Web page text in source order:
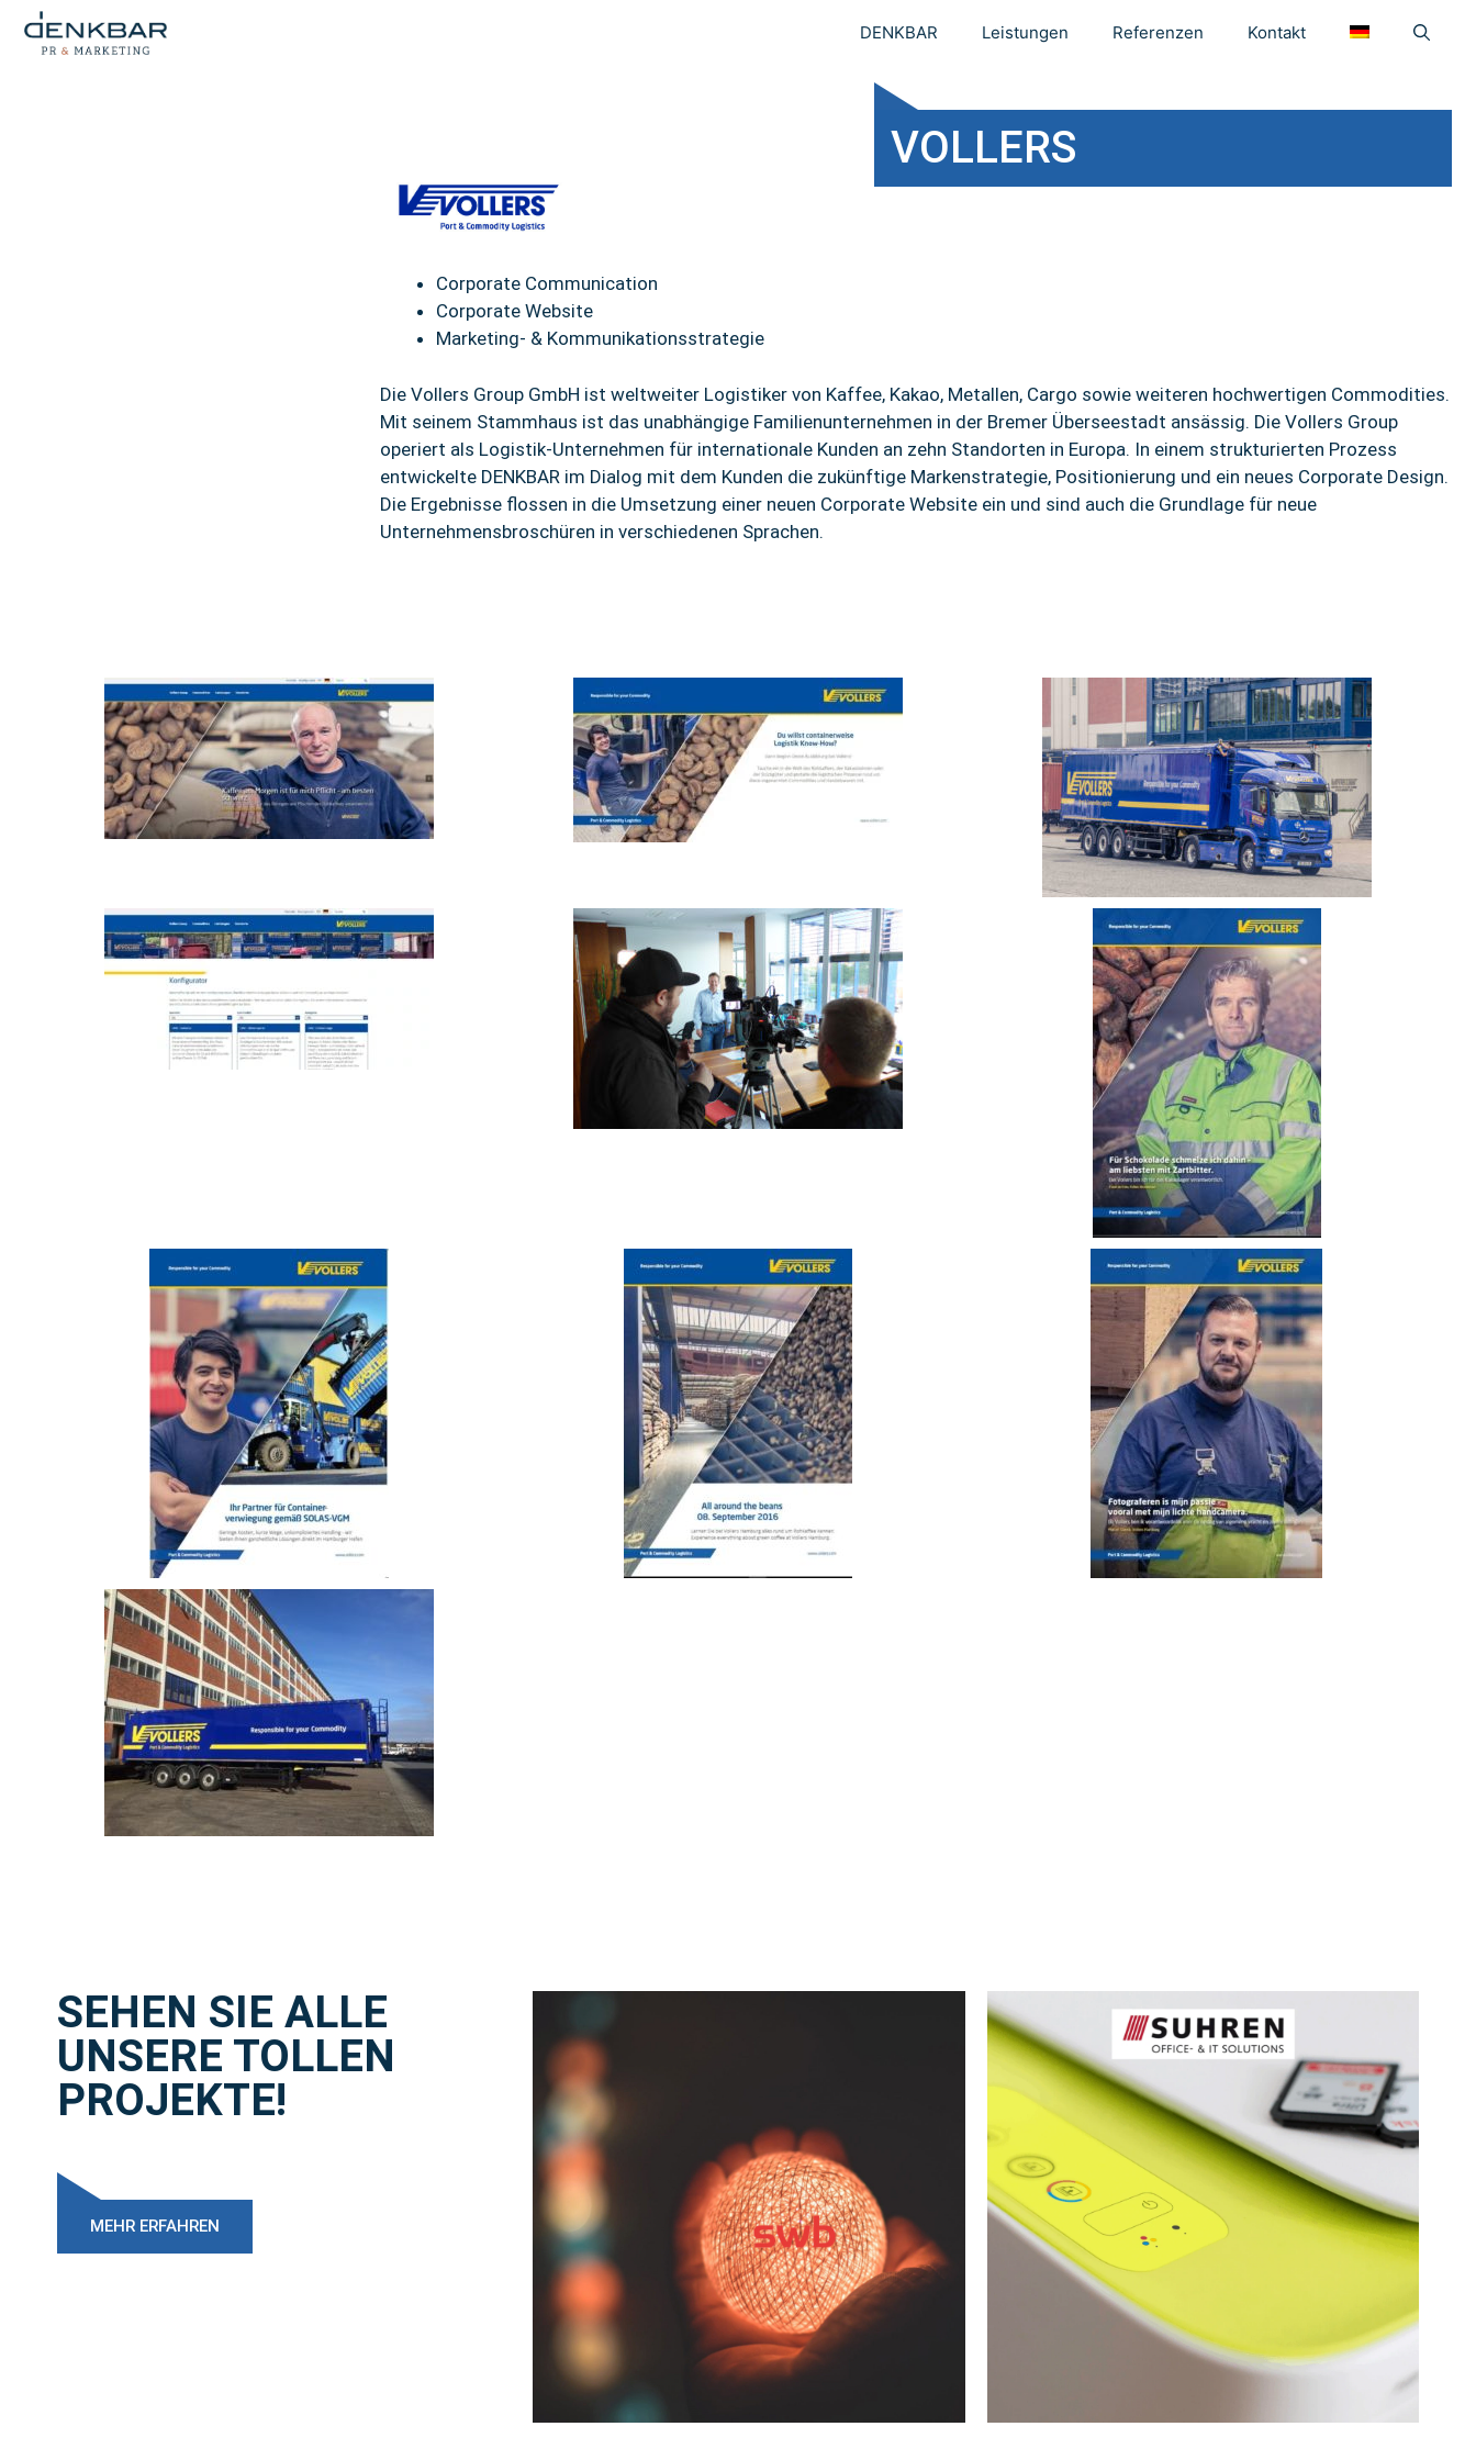
DENKBAR Leistungen Referenzen Kontakt
VOLLERS
Corporate Communication
Corporate Website
Marketing- & Kommunikationsstrategie
Die Vollers Group GmbH ist weltweiter Logistiker von Kaffee, Kakao, Metallen, Cargo sowie weiteren hochwertigen Commodities.
Mit seinem Stammhaus ist das unabhängige Familienunternehmen in der Bremer Überseestadt ansässig. Die Vollers Group
operiert als Logistik-Unternehmen für internationale Kunden an zehn Standorten in Europa. In einem strukturierten Prozess
entwickelte DENKBAR im Dialog mit dem Kunden die zukünftige Markenstrategie, Positionierung und ein neues Corporate Design.
Die Ergebnisse flossen in die Umsetzung einer neuen Corporate Website ein und sind auch die Grundlage für neue
Unternehmensbroschüren in verschiedenen Sprachen.
SEHEN SIE ALLE
UNSERE TOLLEN
PROJEKTE!
MEHR ERFAHREN